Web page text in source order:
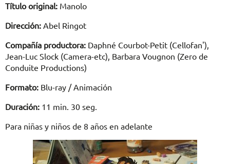
Título original: Manolo
Dirección: Abel Ringot
Compañía productora: Daphné Courbot-Petit (Cellofan'),
Jean-Luc Slock (Camera-etc), Barbara Vougnon (Zero de
Conduite Productions)
Formato: Blu-ray / Animación
Duración: 11 min. 30 seg.
Para niñas y niños de 8 años en adelante